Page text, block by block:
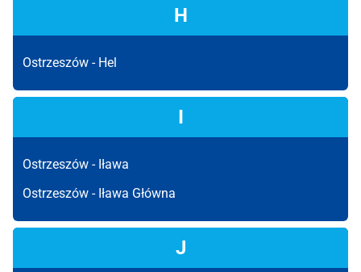
H
Ostrzeszów - Hel
I
Ostrzeszów - Iława
Ostrzeszów - Iława Główna
J